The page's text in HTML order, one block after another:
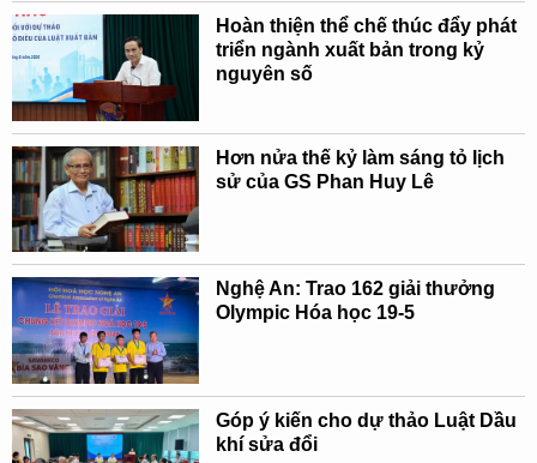
Hoàn thiện thể chế thúc đẩy phát
triển ngành xuất bản trong kỷ
nguyên số
Hơn nửa thế kỷ làm sáng tỏ lịch
sử của GS Phan Huy Lê
Nghệ An: Trao 162 giải thưởng
Olympic Hóa học 19-5
Góp ý kiến cho dự thảo Luật Dầu
khí sửa đổi